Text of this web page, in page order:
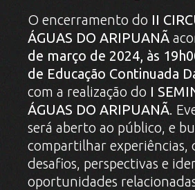
O encerramento do II
ÁGUAS DO ARIPUANÃ
de março de 2024, às
de Educação Continuada
com a realização do I
ÁGUAS DO ARIPUANÃ.
será aberto ao público, e
compartilhar experiências,
desafios, perspectivas e
oportunidades